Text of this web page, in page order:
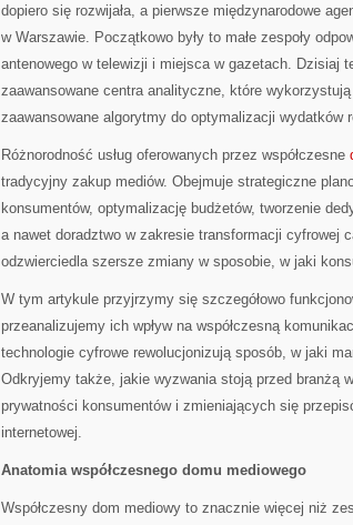
dopiero się rozwijała, a pierwsze międzynarodowe
w Warszawie. Początkowo były to małe zespoły
antenowego w telewizji i miejsca w gazetach. Dzisiaj
zaawansowane centra analityczne, które
zaawansowane algorytmy do optymalizacji wydatków
Różnorodność usług oferowanych przez współczesne
tradycyjny zakup mediów. Obejmuje strategiczne
konsumentów, optymalizację budżetów, tworzenie
a nawet doradztwo w zakresie transformacji cyfrowej
odzwierciedla szersze zmiany w sposobie, w jaki
W tym artykule przyjrzymy się szczegółowo
przeanalizujemy ich wpływ na współczesną
technologie cyfrowe rewolucjonizują sposób, w jaki
Odkryjemy także, jakie wyzwania stoją przed branżą
prywatności konsumentów i zmieniających się
internetowej.
Anatomia współczesnego domu mediowego
Współczesny dom mediowy to znacznie więcej niż